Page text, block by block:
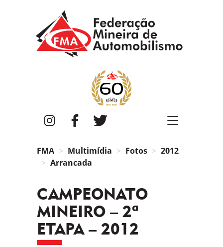
InstagramFacebook
FMA Multimídia Fotos
2012
Arrancada
CAMPEONATO
MINEIRO – 2ª
ETAPA – 2012